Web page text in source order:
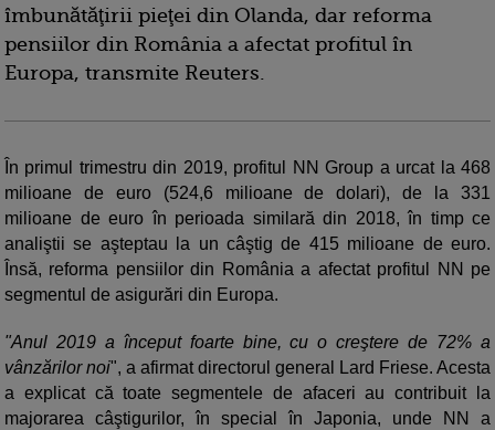
îmbunătăţirii pieţei din Olanda, dar reforma
pensiilor din România a afectat profitul în
Europa, transmite Reuters.
În primul trimestru din 2019, profitul NN Group a urcat la 468
milioane de euro (524,6 milioane de dolari), de la 331
milioane de euro în perioada similară din 2018, în timp ce
analiştii se aşteptau la un câştig de 415 milioane de euro.
Însă, reforma pensiilor din România a afectat profitul NN pe
segmentul de asigurări din Europa.
"Anul 2019 a început foarte bine, cu o creştere de 72% a
vânzărilor noi", a afirmat directorul general Lard Friese. Acesta
a explicat că toate segmentele de afaceri au contribuit la
majorarea câştigurilor, în special în Japonia, unde NN a